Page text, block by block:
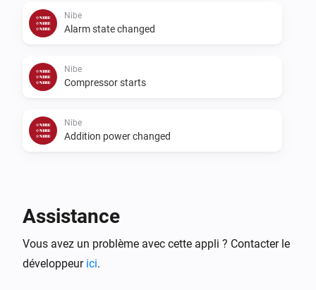
Nibe
Alarm state changed
Nibe
Compressor starts
Nibe
Addition power changed
Nibe
Start temporary lux
Nibe
Assistance
Vous avez un problème avec cette appli ? Contacter le
développeur ici.